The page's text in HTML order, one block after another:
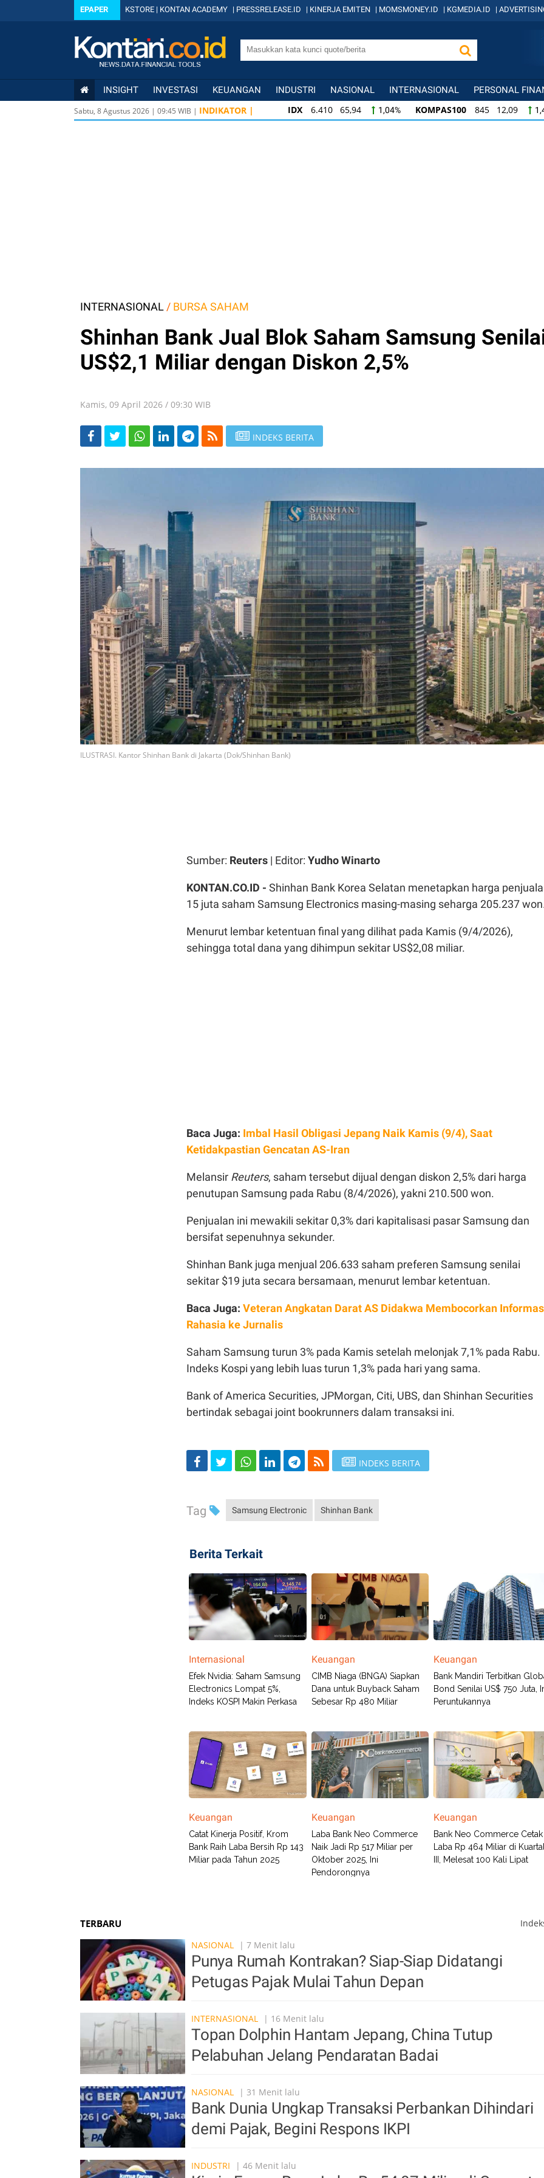
EPAPER KSTORE | KONTAN ACADEMY | PRESSRELEASE.ID | KINERJA EMITEN | MOMSMONEY.ID | KGMEDIA.ID |
INSIGHT INVESTASI KEUANGAN INDUSTRI NASIONAL INTERNASIONAL PERSONAL
Sabtu, 8 Agustus 2026 | 09:45 WIB | INDIKATOR | IDX 6.410 65,94 1,04% KOMPAS100 845 12,09
KOMPAS100 845 12,09 1,45% LQ45 640 9,44
INTERNASIONAL / BURSA SAHAM
Shinhan Bank Jual Blok Saham Samsung
US$2,1 Miliar dengan Diskon 2,5%
Kamis, 09 April 2026 / 09:30 WIB
INDEKS BERITA
ILUSTRASI. Kantor Shinhan Bank di Jakarta (Dok/Shinhan Bank)
Sumber: Reuters | Editor: Yudho Winarto
KONTAN.CO.ID - Shinhan Bank Korea Selatan menetapkan harga
15 juta saham Samsung Electronics masing-masing seharga 205.237
Menurut lembar ketentuan final yang dilihat pada Kamis (9/4/2026),
sehingga total dana yang dihimpun sekitar US$2,08 miliar.
Baca Juga: Imbal Hasil Obligasi Jepang Naik Kamis (9/4), Saat
Ketidakpastian Gencatan AS-Iran
Melansir Reuters, saham tersebut dijual dengan diskon 2,5% dari harga
penutupan Samsung pada Rabu (8/4/2026), yakni 210.500 won.
Penjualan ini mewakili sekitar 0,3% dari kapitalisasi pasar Samsung dan
bersifat sepenuhnya sekunder.
Shinhan Bank juga menjual 206.633 saham preferen Samsung senilai
sekitar $19 juta secara bersamaan, menurut lembar ketentuan.
Baca Juga: Veteran Angkatan Darat AS Didakwa Membocorkan
Rahasia ke Jurnalis
Saham Samsung turun 3% pada Kamis setelah melonjak 7,1% pada Rabu.
Indeks Kospi yang lebih luas turun 1,3% pada hari yang sama.
Bank of America Securities, JPMorgan, Citi, UBS, dan Shinhan Securities
bertindak sebagai joint bookrunners dalam transaksi ini.
INDEKS BERITA
Tag Samsung Electronic Shinhan Bank
Berita Terkait
Internasional
Efek Nvidia: Saham Samsung
Electronics Lompat 5%,
Indeks KOSPI Makin Perkasa
Keuangan
CIMB Niaga (BNGA) Siapkan
Dana untuk Buyback Saham
Sebesar Rp 480 Miliar
Keuangan
Bank Mandiri Terbitkan
Bond Senilai US$ 750 Juta,
Peruntukannya
Keuangan
Catat Kinerja Positif, Krom
Bank Raih Laba Bersih Rp 143
Miliar pada Tahun 2025
Keuangan
Laba Bank Neo Commerce
Naik Jadi Rp 517 Miliar per
Oktober 2025, Ini
Pendorongnya
Keuangan
Bank Neo Commerce Cetak
Laba Rp 464 Miliar di
III, Melesat 100 Kali Lipat
TERBARU
NASIONAL
| 7 Menit lalu
Punya Rumah Kontrakan? Siap-Siap Didatangi
Petugas Pajak Mulai Tahun Depan
INTERNASIONAL | 16 Menit lalu
Topan Dolphin Hantam Jepang, China Tutup
Pelabuhan Jelang Pendaratan Badai
NASIONAL | 31 Menit lalu
Bank Dunia Ungkap Transaksi Perbankan Dihindari
demi Pajak, Begini Respons IKPI
INDUSTRI | 46 Menit lalu